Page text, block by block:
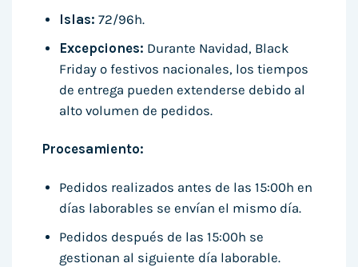
Islas: 72/96h.
Excepciones: Durante Navidad, Black
Friday o festivos nacionales, los tiempos
de entrega pueden extenderse debido al
alto volumen de pedidos.
Procesamiento:
Pedidos realizados antes de las 15:00h en
días laborables se envían el mismo día.
Pedidos después de las 15:00h se
gestionan al siguiente día laborable.